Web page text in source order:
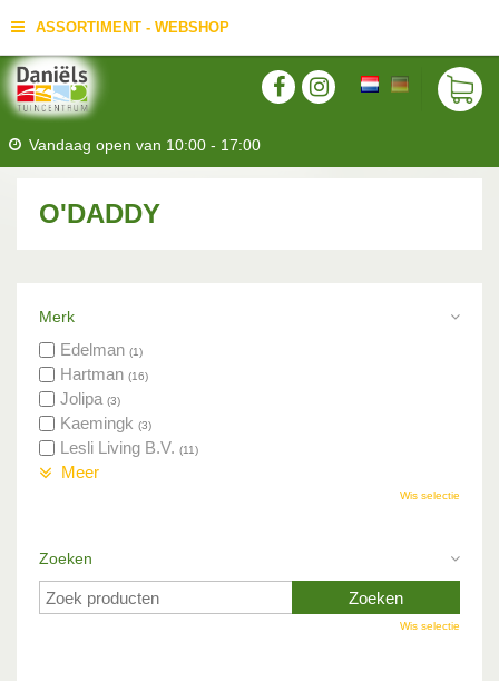
ASSORTIMENT - WEBSHOP
Vandaag open van 10:00 - 17:00
O'DADDY
Merk
Edelman (1)
Hartman (16)
Jolipa (3)
Kaemingk (3)
Lesli Living B.V. (11)
Meer
Wis selectie
Zoeken
Wis selectie